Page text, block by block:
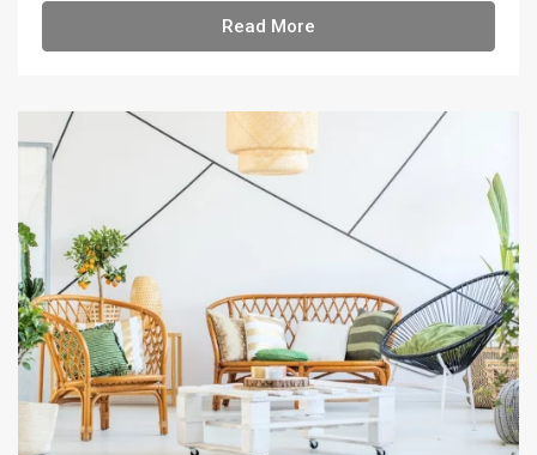
Read More